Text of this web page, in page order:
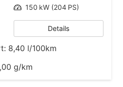
Leistung 150 kW (204 PS)
Details
8,40 l/100km
g/km